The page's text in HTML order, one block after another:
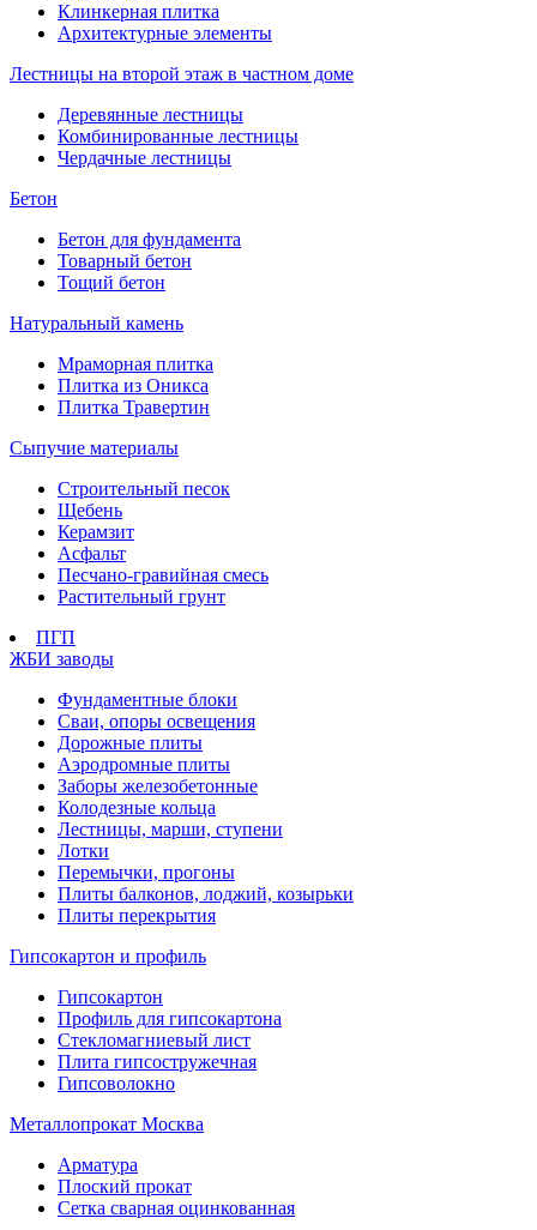
Клинкерная плитка
Архитектурные элементы
Лестницы на второй этаж в частном доме
Деревянные лестницы
Комбинированные лестницы
Чердачные лестницы
Бетон
Бетон для фундамента
Товарный бетон
Тощий бетон
Натуральный камень
Мраморная плитка
Плитка из Оникса
Плитка Травертин
Сыпучие материалы
Строительный песок
Щебень
Керамзит
Асфальт
Песчано-гравийная смесь
Растительный грунт
ПГП
ЖБИ заводы
Фундаментные блоки
Сваи, опоры освещения
Дорожные плиты
Аэродромные плиты
Заборы железобетонные
Колодезные кольца
Лестницы, марши, ступени
Лотки
Перемычки, прогоны
Плиты балконов, лоджий, козырьки
Плиты перекрытия
Гипсокартон и профиль
Гипсокартон
Профиль для гипсокартона
Стекломагниевый лист
Плита гипсостружечная
Гипсоволокно
Металлопрокат Москва
Арматура
Плоский прокат
Сетка сварная оцинкованная